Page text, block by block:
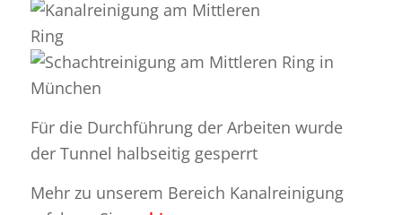
Für die Durchführung der Arbeiten wurde
der Tunnel halbseitig gesperrt
Mehr zu unserem Bereich Kanalreinigung